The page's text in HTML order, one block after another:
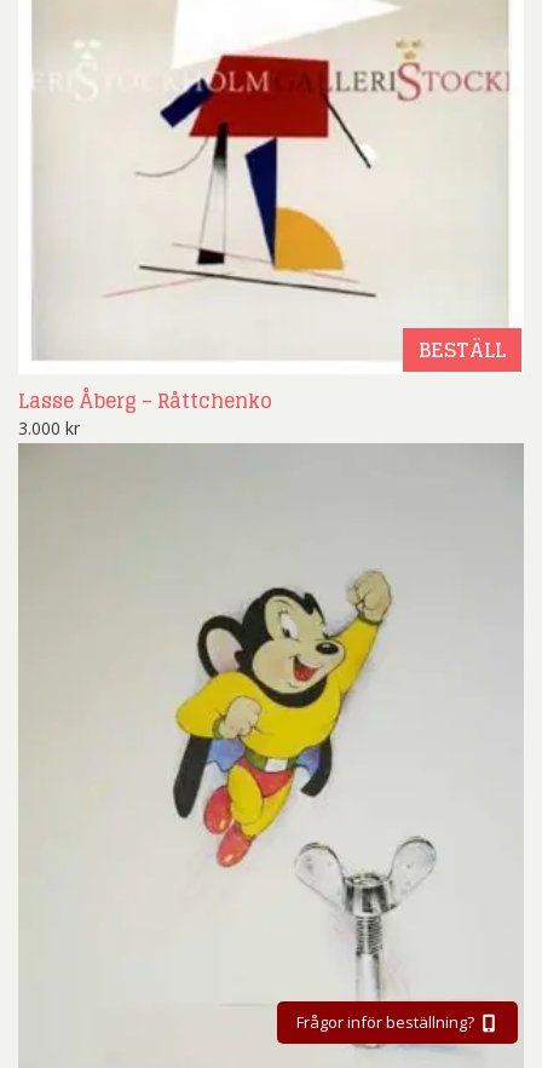
BESTÄLL
Lasse Åberg – Råttchenko
3.000 kr
Frågor inför beställning?